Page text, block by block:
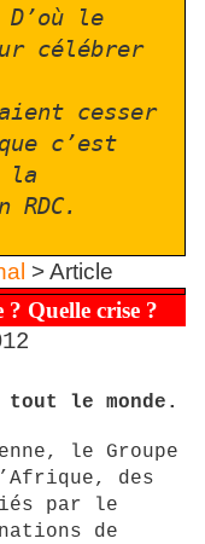
le
célébrer
cesser
c’est
la
RDC.
>Article
Quelle crise ?
le monde.
le Groupe
des
par le
de